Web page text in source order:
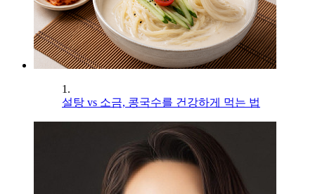
1.
설탕 vs 소금, 콩국수를 건강하게 먹는 법